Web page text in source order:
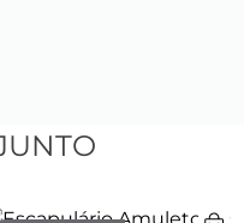
garantir